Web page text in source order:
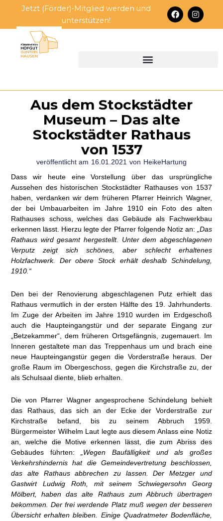
springen
Jetzt (Förder)-Mitglied werden und
unterstützen!
F
a
c
I
n
s
Aus dem Stockstädter
Museum – Das alte
Stockstädter Rathaus
von 1537
veröffentlicht am 16.01.2021 von HeikeHartung
Dass wir heute eine Vorstellung über das ursprüngliche
Aussehen des historischen Stockstädter Rathauses von 1537
haben, verdanken wir dem früheren Pfarrer Heinrich Wagner,
der bei Umbauarbeiten im Jahre 1910 ein Foto des alten
Rathauses schoss, welches das Gebäude als Fachwerkbau
erkennen lässt. Hierzu legte der Pfarrer folgende Notiz an: „Das
Rathaus wird gesamt hergestellt. Unter dem abgeschlagenen
Verputz zeigt sich schönes, aber schlecht erhaltenes
Holzfachwerk. Der obere Stock erhält deshalb Schindelung,
1910.“
Den bei der Renovierung abgeschlagenen Putz erhielt das
Rathaus vermutlich in der ersten Hälfte des 19. Jahrhunderts.
Im Zuge der Arbeiten im Jahre 1910 wurden im Erdgeschoß
auch die Haupteingangstür und der separate Eingang zur
„Betzekammer“, dem früheren Ortsgefängnis, zugemauert. Im
Inneren gestaltete man das Treppenhaus um und brach eine
neue Haupteingangstür gegen die Vorderstraße heraus. Der
große Raum im Obergeschoss, gegen die Kirchstraße zu, der
als Schulsaal diente, blieb erhalten.
Die von Pfarrer Wagner angesprochene Schindelung behielt
das Rathaus, das sich an der Ecke der Vorderstraße zur
Kirchstraße befand, bis zu seinem Abbruch 1959.
Bürgermeister Wilhelm Laut legte aus diesem Anlass eine Notiz
an, welche die Motive erkennen lässt, die zum Abriss des
Gebäudes führten:„Wegen Baufälligkeit und als großes
Verkehrshindernis hat die Gemeindevertretung beschlossen,
das alte Rathaus abbrechen zu lassen. Der Metzger und
Gastwirt Ludwig Roth, mit seinem Schwiegersohn Georg
Mölbert, haben das alte Rathaus zum Abbruch übertragen
bekommen. Der frei werdende Platz muß wegen der besseren
Übersicht erhalten bleiben. Einige Quadratmeter Bodenfläche,